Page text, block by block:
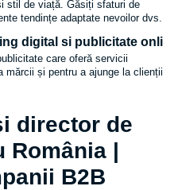
stil de viață. Găsiți sfaturi de
tendințe adaptate nevoilor dvs.
digital si publicitate onli
care oferă servicii
mărcii și pentru a ajunge la clienții
director de
România |
B2B